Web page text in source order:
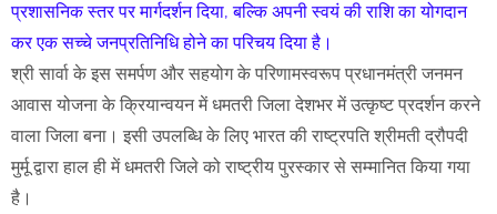
प्रशासनिक स्तर पर मार्गदर्शन दिया, बल्कि अपनी स्वयं की राशि का योगदान
कर एक सच्चे जनप्रतिनिधि होने का परिचय दिया है।
श्री सार्वा के इस समर्पण और सहयोग के परिणामस्वरूप प्रधानमंत्री जनमन
आवास योजना के क्रियान्वयन में धमतरी जिला देशभर में उत्कृष्ट प्रदर्शन करने
वाला जिला बना। इसी उपलब्धि के लिए भारत की राष्ट्रपति श्रीमती द्रौपदी
मुर्मू द्वारा हाल ही में धमतरी जिले को राष्ट्रीय पुरस्कार से सम्मानित किया गया
है।